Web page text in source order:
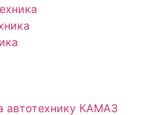
автотехнику КАМАЗ